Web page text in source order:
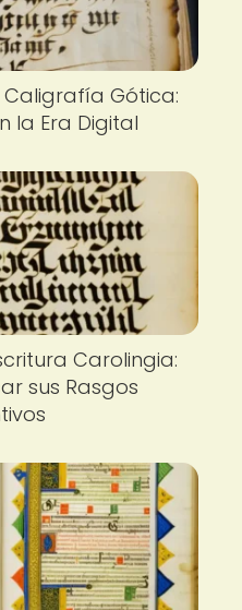
Caligrafía Gótica:
la Era Digital
Carolingia:
sus Rasgos